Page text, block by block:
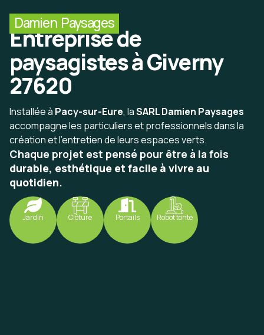
Entreprise de
paysagistes à Giverny
27620
Damien Paysages
Installée à Pacy-sur-Eure, laSARL Damien Paysages
accompagne les particuliers et professionnels dans la
création et l’entretien de leurs espaces verts.
Chaque projet est pensé pour être à la fois
durable, esthétique et facile à vivre au
quotidien.
Jardin Clôture Portails Robot tonte